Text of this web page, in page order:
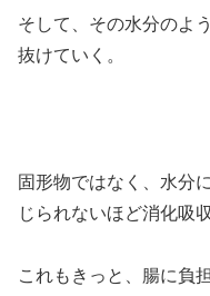
そして、その水分のよ
抜けていく。
固形物ではなく、水分
じられないほど消化吸
これもきっと、腸に負